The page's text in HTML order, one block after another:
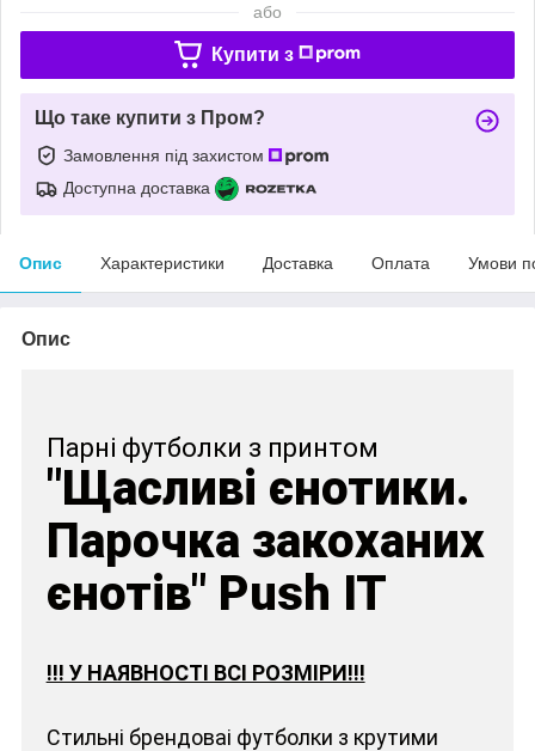
або
Купити з
Що таке купити з Пром?
Замовлення під захистом
Доступна доставка
Опис Характеристики Доставка Оплата Умови
Опис
Парні футболки з принтом
"Щасливі єнотики.
Парочка закоханих
єнотів" Push IT
!!! У НАЯВНОСТІ ВСІ РОЗМІРИ!!!
Стильні брендоваі футболки з крутими